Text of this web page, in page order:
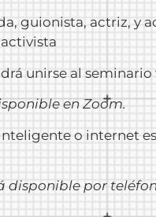
guionista, actriz, y
unirse al
en Zoom.
o internet
disponible por